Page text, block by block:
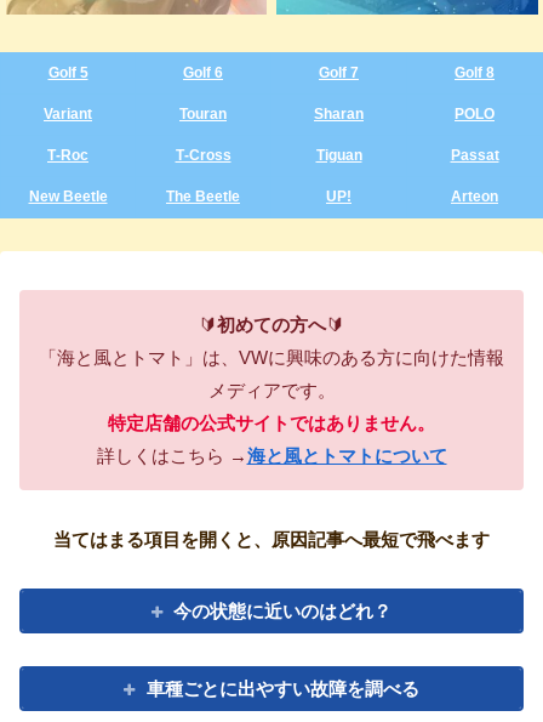
Golf 5 Golf 6 Golf 7 Golf 8
Variant Touran Sharan POLO
T‑Roc T‑Cross Tiguan Passat
New Beetle The Beetle UP! Arteon
🔰初めての方へ🔰
「海と風とトマト」は、VWに興味のある方に向けた情報
メディアです。
特定店舗の公式サイトではありません。
詳しくはこちら →海と風とトマトについて
当てはまる項目を開くと、原因記事へ最短で飛べます
今の状態に近いのはどれ？
車種ごとに出やすい故障を調べる